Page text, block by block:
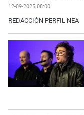
12-09-2025 08:00
REDACCIÓN PERFIL NEA